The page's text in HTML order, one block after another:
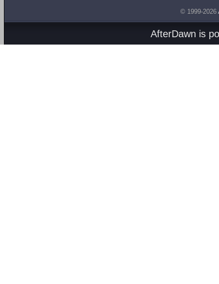
© 1999-2026
AfterDawn is